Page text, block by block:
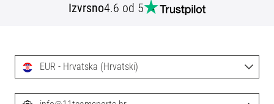
Izvrsno4.6 od 5
EUR - Hrvatska (Hrvatski)